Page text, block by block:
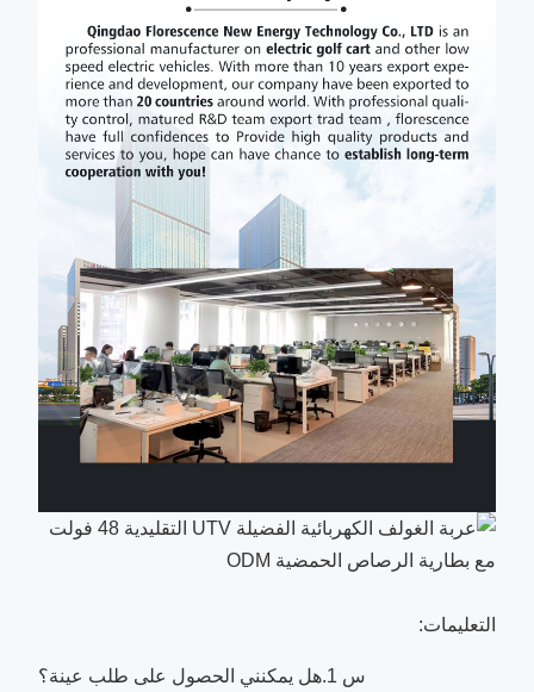
التعليمات:
س 1.هل يمكنني الحصول على طلب عينة؟